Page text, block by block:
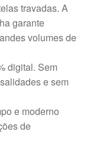
travadas. A
garante
volumes de
digital. Sem
e sem
e moderno
de